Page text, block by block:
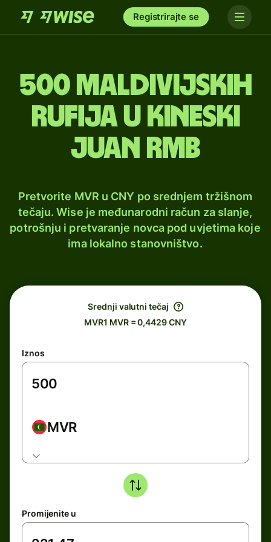
Registrirajte se
500 maldivijskih
rufija u kineski
juan rmb
Pretvorite MVR u CNY po srednjem tržišnom
tečaju. Wise je međunarodni račun za slanje,
potrošnju i pretvaranje novca pod uvjetima koje
ima lokalno stanovništvo.
Srednji valutni tečaj
MVR1 MVR = 0,4429 CNY
Iznos
MVR
Promijenite u